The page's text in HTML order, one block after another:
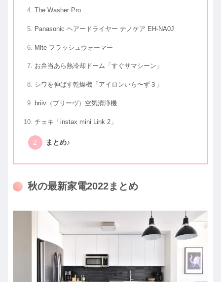
The Washer Pro
Panasonic ヘアードライヤー ナノケア EH-NA0J
Mlte フラッシュウォーマー
お弁当あら熱冷却ドーム「すぐサマシーン」
シワを伸ばす乾燥機「アイロンいら〜ず３」
briiv（ブリーヴ）空気清浄機
チェキ「instax mini Link 2」
まとめ♪
秋の最新家電2022まとめ